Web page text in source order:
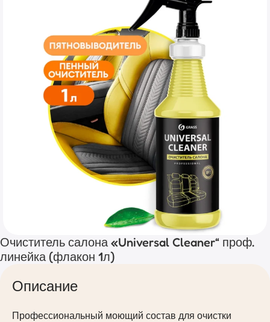
Очиститель салона «Universal Cleaner“ проф.
линейка (флакон 1л)
Описание
Профессиональный моющий состав для очистки